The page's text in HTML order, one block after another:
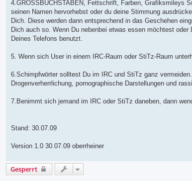
4.GROSSBUCHSTABEN, Fettschrift, Farben, Grafiksmileys
seinen Namen hervorhebst oder du deine Stimmung
Dich. Diese werden dann entsprechend in das Geschehen
Dich auch so. Wenn Du nebenbei etwas essen möchtest
Deines Telefons benutzt.
5. Wenn sich User in einem IRC-Raum oder StiTz-Raum
6.Schimpfwörter solltest Du im IRC und StiTz ganz
Drogenverherrlichung, pornographische Darstellungen und
7.Benimmt sich jemand im IRC oder StiTz daneben, dann
Stand: 30.07.09
Version 1.0 30.07.09 oberrheiner
Gesperrt